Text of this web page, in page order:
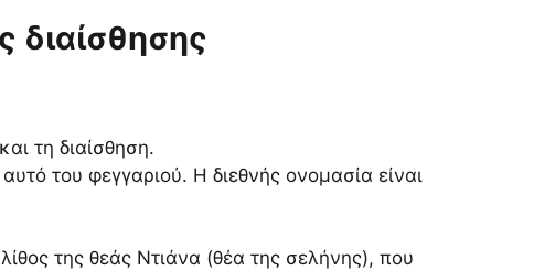
διαίσθησης
τη διαίσθηση.
του φεγγαριού. Η διεθνής ονομασία είναι
της θεάς Ντιάνα (θέα της σελήνης), που